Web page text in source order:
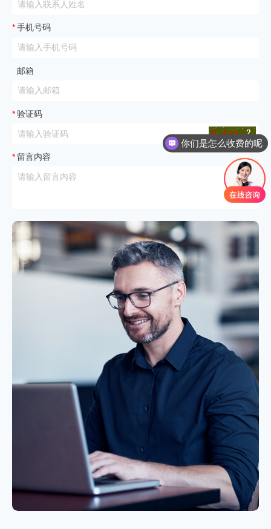
* 手机号码
邮箱
* 验证码
* 留言内容
你们是怎么收费的呢